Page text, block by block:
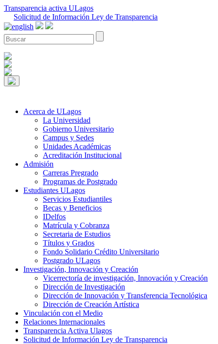
Transparencia activa ULagos
Solicitud de Información Ley de Transparencia
Acerca de ULagos
La Universidad
Gobierno Universitario
Campus y Sedes
Unidades Académicas
Acreditación Institucional
Admisión
Carreras Pregrado
Programas de Postgrado
Estudiantes ULagos
Servicios Estudiantiles
Becas y Beneficios
IDelfos
Matrícula y Cobranza
Secretaria de Estudios
Títulos y Grados
Fondo Solidario Crédito Universitario
Postgrado ULagos
Investigación, Innovación y Creación
Vicerrectoría de investigación, Innovación y Creación
Dirección de Investigación
Dirección de Innovación y Transferencia Tecnológica
Dirección de Creación Artística
Vinculación con el Medio
Relaciones Internacionales
Transparencia Activa Ulagos
Solicitud de Información Ley de Transparencia